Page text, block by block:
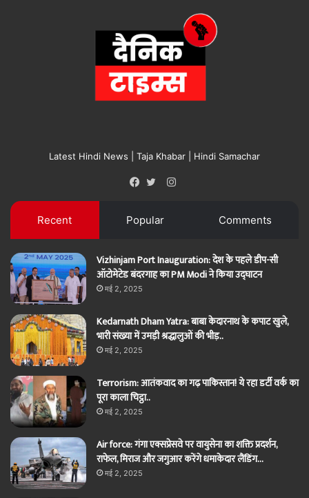
Latest Hindi News | Taja Khabar | Hindi Samachar
Instagram
Recent Popular Comments
Vizhinjam Port Inauguration: देश के पहले डीप-सी
ऑटोमेटेड बंदरगाह का PM Modi ने किया उद्घाटन
मई 2, 2025
Kedarnath Dham Yatra: बाबा केदारनाथ के कपाट खुले,
भारी संख्या में उमड़ी श्रद्धालुओं की भीड़..
मई 2, 2025
Terrorism: आतंकवाद का गढ़ पाकिस्तान! ये रहा डर्टी वर्क का
पूरा काला चिट्ठा..
मई 2, 2025
Air force: गंगा एक्सप्रेसवे पर वायुसेना का शक्ति प्रदर्शन,
राफेल, मिराज और जगुआर करेंगे धमाकेदार लैंडिंग…
मई 2, 2025